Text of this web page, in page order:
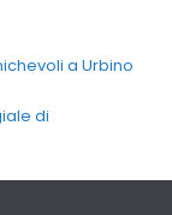
a Urbino
di